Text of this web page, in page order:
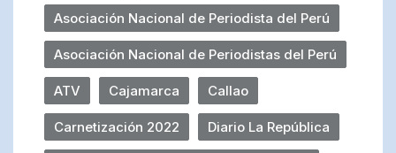
Asociación Nacional de Periodista del Perú
Asociación Nacional de Periodistas del Perú
ATV Cajamarca Callao
Carnetización 2022 Diario La República